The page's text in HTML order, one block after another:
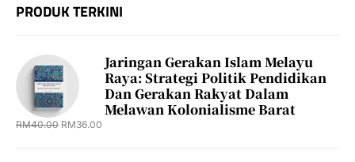
PRODUK TERKINI
Jaringan Gerakan Islam Melayu
Raya: Strategi Politik Pendidikan
Dan Gerakan Rakyat Dalam
Melawan Kolonialisme Barat
RM40.00 RM36.00